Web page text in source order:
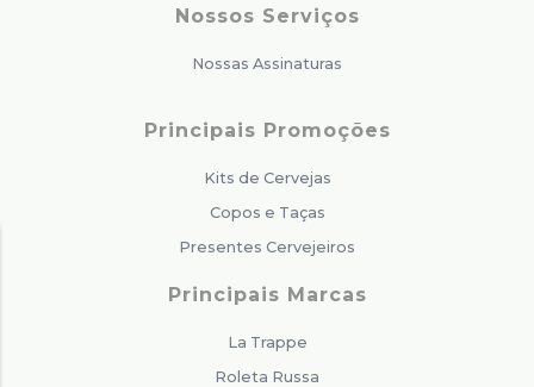
Nossos Serviços
Nossas Assinaturas
Principais Promoções
Kits de Cervejas
Copos e Taças
Presentes Cervejeiros
Principais Marcas
La Trappe
Roleta Russa